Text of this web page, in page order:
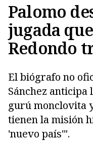
Palomo
jugada
Redondo
El biógrafo no
Sánchez anticipa
gurú monclovita
tienen la misión
'nuevo país'".